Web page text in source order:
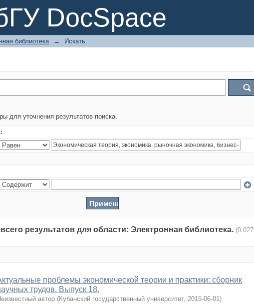
DocSpace
библиотека → Искать
для уточнения результатов поиска.
результатов для области: Электронная библиотека. (0.027
проблемы экономической теории и практики: сборник
трудов. Выпуск 18.
автор (Кубанский государственный университет, 2015-06-01)